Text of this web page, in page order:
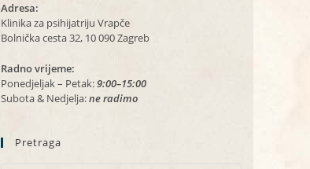
Adresa:
Klinika za psihijatriju Vrapče
Bolnička cesta 32, 10 090 Zagreb
Radno vrijeme:
Ponedjeljak – Petak:9:00–15:00
Subota & Nedjelja:ne radimo
Pretraga